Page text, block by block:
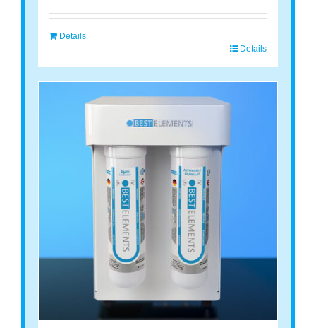
Details
Details